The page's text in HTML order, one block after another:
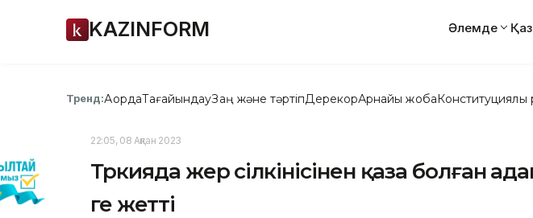
KAZINFORM Әлемде
Тренд:АқордаТағайындауЗаң және тәртіпДерекқорАрнайы жоба
22:05, 08 Ақпан 2023
Түркияда жер сілкінісінен қаза болған
ге жетті